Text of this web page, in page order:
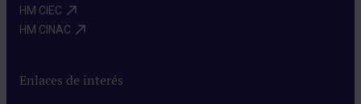
HM CIEC​
HM CINAC​
Enlaces de interés